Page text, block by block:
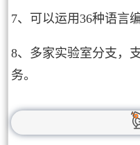
7、可以运用36种语言
8、多家实验室分支，
务。